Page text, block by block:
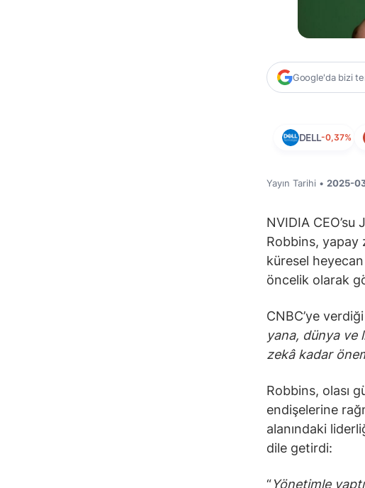
Google'da bizi
DELL-0,37%
Yayın Tarihi • 2025-
NVIDIA
Robbins, yapay
küresel
öncelik olarak
CNBC’ye
yana, dünya ve
zekâ kadar
Robbins, olası
endişelerine
alanındaki
dile getirdi:
“Yönetimle